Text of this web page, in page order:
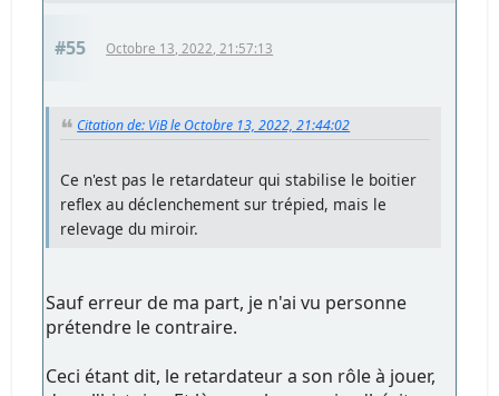
#55 Octobre 13, 2022, 21:57:13
Citation de: ViB le Octobre 13, 2022, 21:44:02
Ce n'est pas le retardateur qui stabilise le boitier
reflex au déclenchement sur trépied, mais le
relevage du miroir.
Sauf erreur de ma part, je n'ai vu personne
prétendre le contraire.
Ceci étant dit, le retardateur a son rôle à jouer,